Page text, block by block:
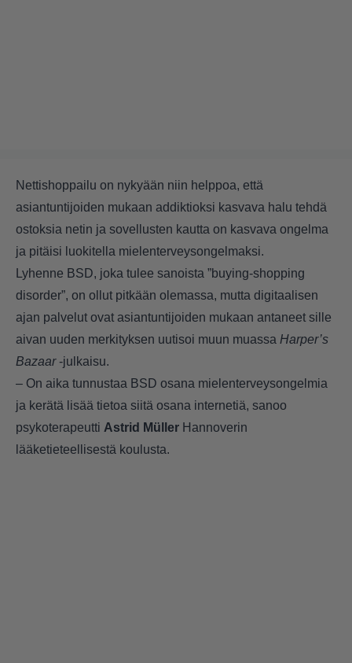
Nettishoppailu on nykyään niin helppoa, että
asiantuntijoiden mukaan addiktioksi kasvava halu tehdä
ostoksia netin ja sovellusten kautta on kasvava ongelma
ja pitäisi luokitella mielenterveysongelmaksi.
Lyhenne BSD, joka tulee sanoista ”buying-shopping
disorder”, on ollut pitkään olemassa, mutta digitaalisen
ajan palvelut ovat asiantuntijoiden mukaan antaneet sille
aivan uuden merkityksen uutisoi muun muassa Harper’s
Bazaar-julkaisu.
– On aika tunnustaa BSD osana mielenterveysongelmia
ja kerätä lisää tietoa siitä osana internetiä, sanoo
psykoterapeutti Astrid Müller Hannoverin
lääketieteellisestä koulusta.